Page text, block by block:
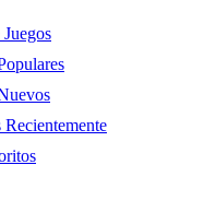
Recientemente